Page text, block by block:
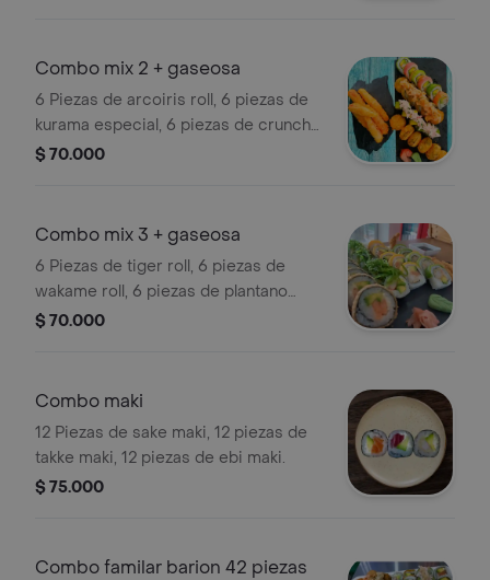
Combo mix 2 + gaseosa
6 Piezas de arcoiris roll, 6 piezas de
kurama especial, 6 piezas de crunch
roll, 6 piezas de saiken roll,
$ 70.000
Combo mix 3 + gaseosa
6 Piezas de tiger roll, 6 piezas de
wakame roll, 6 piezas de plantano
crunch, 6 piezas de kamebi roll,
$ 70.000
Combo maki
12 Piezas de sake maki, 12 piezas de
takke maki, 12 piezas de ebi maki.
$ 75.000
Combo familar barion 42 piezas